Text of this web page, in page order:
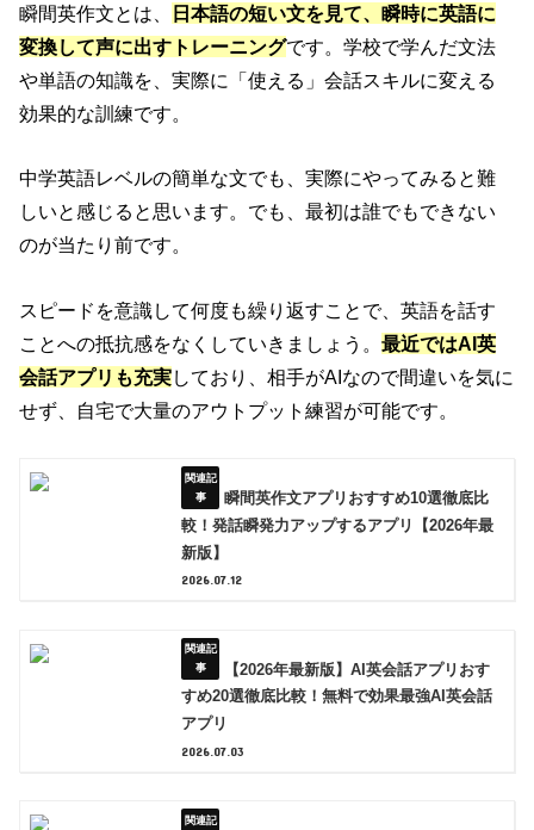
瞬間英作文とは、
日本語の短い文を見て、瞬時に英語に
変換して声に出すトレーニングです。学校で学んだ文法
や単語の知識を、実際に「使える」会話スキルに変える
効果的な訓練です。
中学英語レベルの簡単な文でも、実際にやってみると難
しいと感じると思います。でも、最初は誰でもできない
のが当たり前です。
スピードを意識して何度も繰り返すことで、英語を話す
ことへの抵抗感をなくしていきましょう。最近ではAI英
会話アプリも充実しており、相手がAIなので間違いを気に
せず、自宅で大量のアウトプット練習が可能です。
瞬間英作文アプリおすすめ10選徹底比
較！発話瞬発力アップするアプリ【2026年最
新版】
2026.07.12
【2026年最新版】AI英会話アプリおす
すめ20選徹底比較！無料で効果最強AI英会話
アプリ
2026.07.03